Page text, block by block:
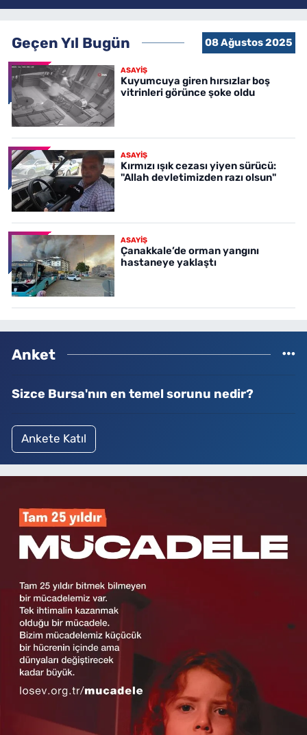
Geçen Yıl Bugün 08 Ağustos 2025
ASAYİŞ
Kuyumcuya giren hırsızlar boş
vitrinleri görünce şoke oldu
ASAYİŞ
Kırmızı ışık cezası yiyen sürücü:
"Allah devletimizden razı olsun"
ASAYİŞ
Çanakkale’de orman yangını
hastaneye yaklaştı
Anket
Sizce Bursa'nın en temel sorunu nedir?
Ankete Katıl